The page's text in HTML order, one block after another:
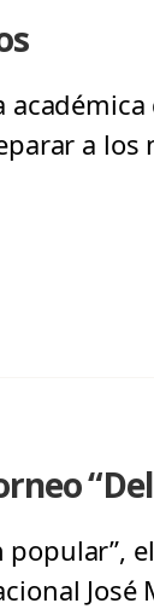
a
popular”,
José